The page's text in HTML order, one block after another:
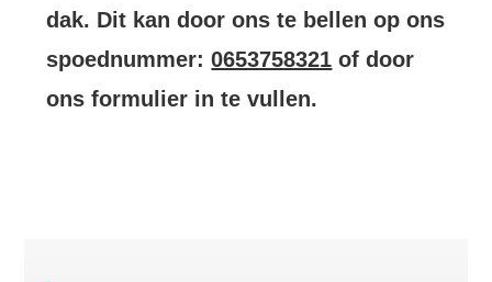
dak. Dit kan door ons te bellen op ons
spoednummer:0653758321 of door
ons formulier in te vullen.